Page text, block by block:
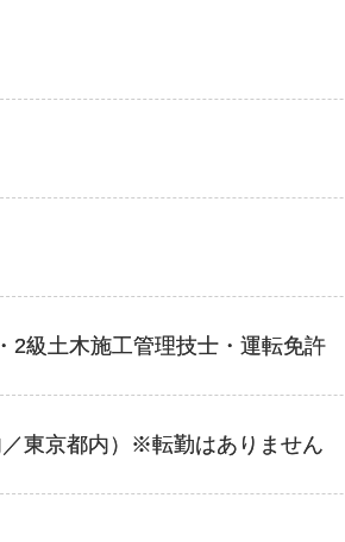
2級土木施工管理技士・運転免許
東京都内）※転勤はありません